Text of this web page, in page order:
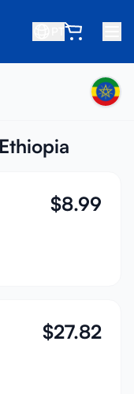
$8.99
$27.82